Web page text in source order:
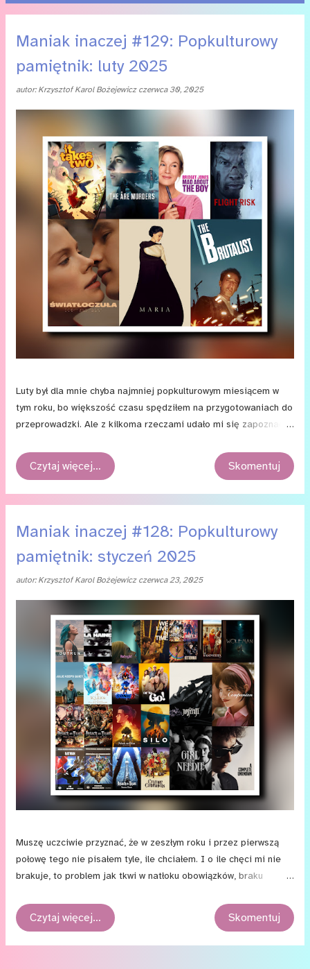
Maniak inaczej #129: Popkulturowy
pamiętnik: luty 2025
autor:Krzysztof Karol Bożejewicz czerwca 30, 2025
Luty był dla mnie chyba najmniej popkulturowym miesiącem w
tym roku, bo większość czasu spędziłem na przygotowaniach do
przeprowadzki. Ale z kilkoma rzeczami udało mi się zapoznać, a
Czytaj więcej… Skomentuj
Maniak inaczej #128: Popkulturowy
pamiętnik: styczeń 2025
autor:Krzysztof Karol Bożejewicz czerwca 23, 2025
Muszę uczciwie przyznać, że w zeszłym roku i przez pierwszą
połowę tego nie pisałem tyle, ile chciałem. I o ile chęci mi nie
brakuje, to problem jak tkwi w natłoku obowiązków, braku
Bloga nie chcę jednak porzucać, dlatego wciąż myślę, jaką
formę mogłyby przyjmować moje teksty, żebym mógł opowiadać
Czytaj więcej… Skomentuj